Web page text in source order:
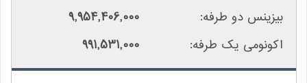
9,954,406,000
991,531,000